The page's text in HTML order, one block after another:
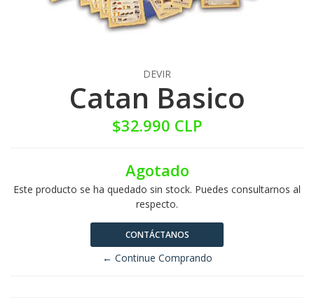
DEVIR
Catan Basico
$32.990 CLP
Agotado
Este producto se ha quedado sin stock. Puedes consultarnos al
respecto.
CONTÁCTANOS
← Continue Comprando